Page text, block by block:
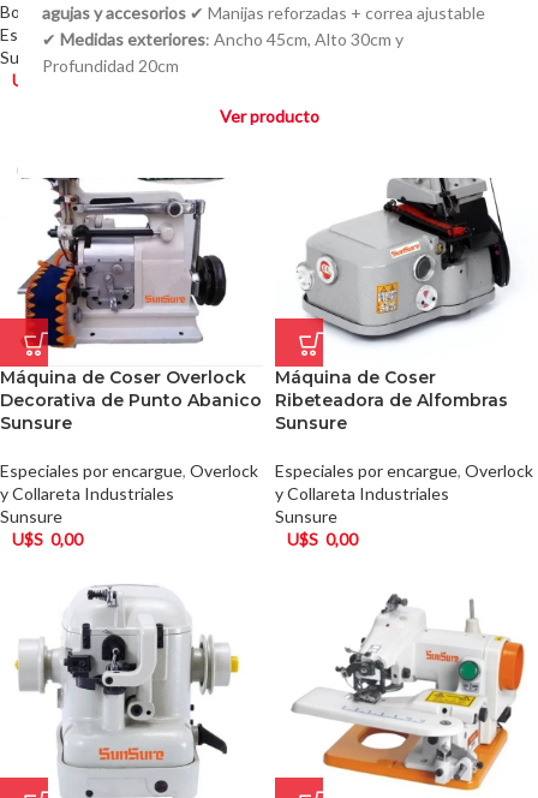
agujas y accesorios ✔ Manijas reforzadas + correa ajustable
✔ Medidas exteriores: Ancho 45cm, Alto 30cm y
Profundidad 20cm
Ver producto
Bordadoras Familiares Industriales,
Especiales por encargue
Sunsure
U$S
Sunsure
U$S0,00
Máquina de Coser Overlock
Decorativa de Punto Abanico
Sunsure
Especiales por encargue, Overlock
y Collareta Industriales
Sunsure
U$S 0,00
Máquina de Coser
Ribeteadora de Alfombras
Sunsure
Especiales por encargue, Overlock
y Collareta Industriales
Sunsure
U$S 0,00